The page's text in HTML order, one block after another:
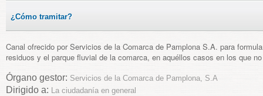
¿Cómo tramitar?
Canal ofrecido por Servicios de la Comarca de Pamplona S.A. para
residuos y el parque fluvial de la comarca, en aquéllos casos en los que
Órgano gestor: Servicios de la Comarca de Pamplona, S.A
Dirigido a: La ciudadanía en general